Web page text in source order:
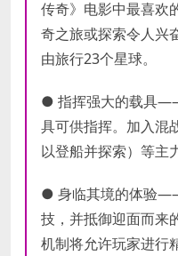
传奇》电影中最喜欢
奇之旅或探索令人兴
由旅行23个星球。
● 指挥强大的载具
具可供指挥。加入混
以登船并探索）等主
● 身临其境的体验
技，并抵御迎面而来
机制将允许玩家进行